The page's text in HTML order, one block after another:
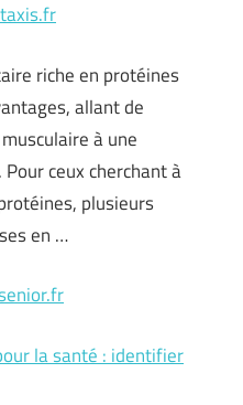
riche en protéines
allant de
à une
ceux cherchant à
plusieurs
en …
la santé : identifier